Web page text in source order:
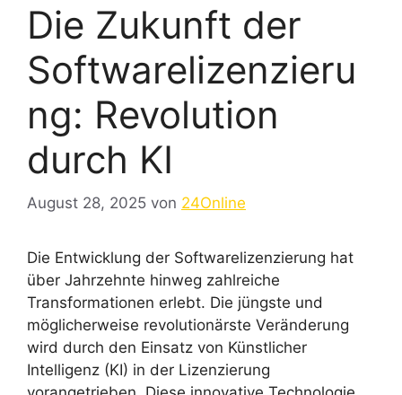
Die Zukunft der
Softwarelizenzieru
ng: Revolution
durch KI
August 28, 2025 von 24Online
Die Entwicklung der Softwarelizenzierung hat
über Jahrzehnte hinweg zahlreiche
Transformationen erlebt. Die jüngste und
möglicherweise revolutionärste Veränderung
wird durch den Einsatz von Künstlicher
Intelligenz (KI) in der Lizenzierung